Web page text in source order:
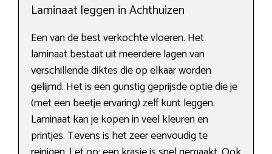
Laminaat leggen in Achthuizen
Een van de best verkochte vloeren. Het
laminaat bestaat uit meerdere lagen van
verschillende diktes die op elkaar worden
gelijmd. Het is een gunstig geprijsde optie die je
(met een beetje ervaring) zelf kunt leggen.
Laminaat kan je kopen in veel kleuren en
printjes. Tevens is het zeer eenvoudig te